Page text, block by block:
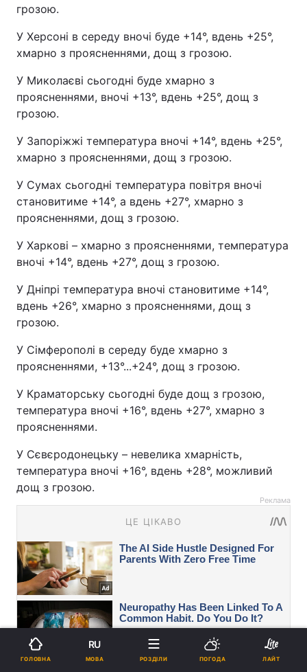
грозою.
У Херсоні в середу вночі буде +14°, вдень +25°,
хмарно з проясненнями, дощ з грозою.
У Миколаєві сьогодні буде хмарно з
проясненнями, вночі +13°, вдень +25°, дощ з
грозою.
У Запоріжжі температура вночі +14°, вдень +25°,
хмарно з проясненнями, дощ з грозою.
У Сумах сьогодні температура повітря вночі
становитиме +14°, а вдень +27°, хмарно з
проясненнями, дощ з грозою.
У Харкові – хмарно з проясненнями, температура
вночі +14°, вдень +27°, дощ з грозою.
У Дніпрі температура вночі становитиме +14°,
вдень +26°, хмарно з проясненнями, дощ з
грозою.
У Сімферополі в середу буде хмарно з
проясненнями, +13°...+24°, дощ з грозою.
У Краматорську сьогодні буде дощ з грозою,
температура вночі +16°, вдень +27°, хмарно з
проясненнями.
У Сєвєродонецьку – невелика хмарність,
температура вночі +16°, вдень +28°, можливий
дощ з грозою.
Реклама
ГОЛОВНА
RU
МОВА РОЗДІЛИ ПОГОДА ЛАЙТ